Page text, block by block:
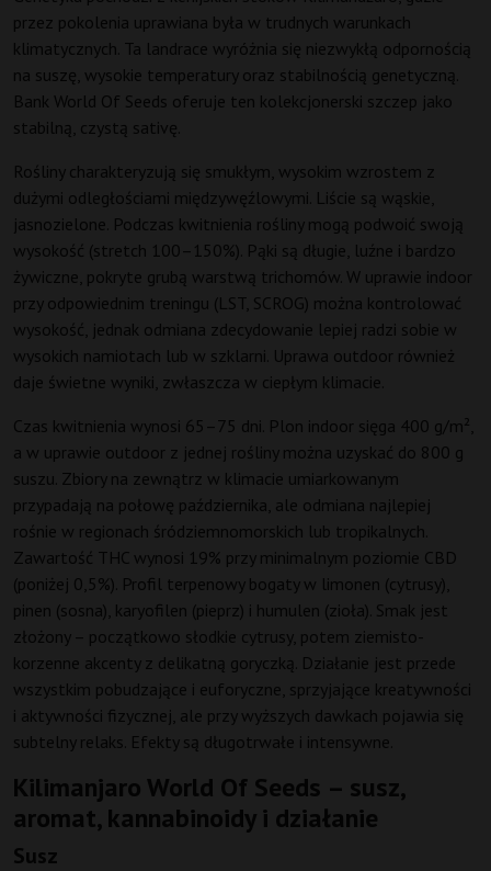
przez pokolenia uprawiana była w trudnych warunkach
klimatycznych. Ta landrace wyróżnia się niezwykłą odpornością
na suszę, wysokie temperatury oraz stabilnością genetyczną.
Bank World Of Seeds oferuje ten kolekcjonerski szczep jako
stabilną, czystą sativę.
Rośliny charakteryzują się smukłym, wysokim wzrostem z
dużymi odległościami międzywęźlowymi. Liście są wąskie,
jasnozielone. Podczas kwitnienia rośliny mogą podwoić swoją
wysokość (stretch 100–150%). Pąki są długie, luźne i bardzo
żywiczne, pokryte grubą warstwą trichomów. W uprawie indoor
przy odpowiednim treningu (LST, SCROG) można kontrolować
wysokość, jednak odmiana zdecydowanie lepiej radzi sobie w
wysokich namiotach lub w szklarni. Uprawa outdoor również
daje świetne wyniki, zwłaszcza w ciepłym klimacie.
Czas kwitnienia wynosi 65–75 dni. Plon indoor sięga 400 g/m²,
a w uprawie outdoor z jednej rośliny można uzyskać do 800 g
suszu. Zbiory na zewnątrz w klimacie umiarkowanym
przypadają na połowę października, ale odmiana najlepiej
rośnie w regionach śródziemnomorskich lub tropikalnych.
Zawartość THC wynosi 19% przy minimalnym poziomie CBD
(poniżej 0,5%). Profil terpenowy bogaty w limonen (cytrusy),
pinen (sosna), karyofilen (pieprz) i humulen (zioła). Smak jest
złożony – początkowo słodkie cytrusy, potem ziemisto-
korzenne akcenty z delikatną goryczką. Działanie jest przede
wszystkim pobudzające i euforyczne, sprzyjające kreatywności
i aktywności fizycznej, ale przy wyższych dawkach pojawia się
subtelny relaks. Efekty są długotrwałe i intensywne.
Kilimanjaro World Of Seeds – susz,
aromat, kannabinoidy i działanie
Susz